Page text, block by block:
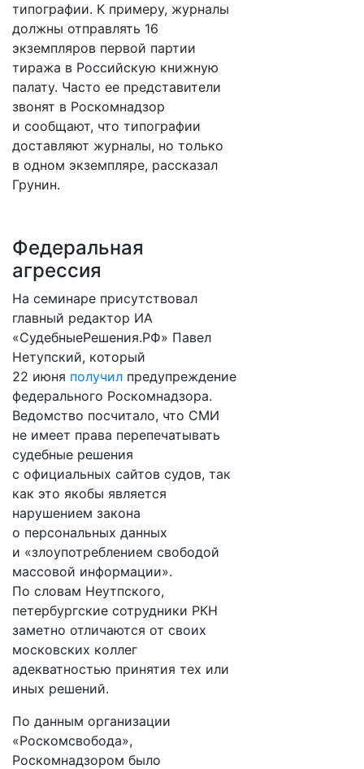
типографии. К примеру, журналы
должны отправлять 16
экземпляров первой партии
тиража в Российскую книжную
палату. Часто ее представители
звонят в Роскомнадзор
и сообщают, что типографии
доставляют журналы, но только
в одном экземпляре, рассказал
Грунин.
Федеральная
агрессия
На семинаре присутствовал
главный редактор ИА
«СудебныеРешения.РФ» Павел
Нетупский, который
22 июня получил предупреждение
федерального Роскомнадзора.
Ведомство посчитало, что СМИ
не имеет права перепечатывать
судебные решения
с официальных сайтов судов, так
как это якобы является
нарушением закона
о персональных данных
и «злоупотреблением свободой
массовой информации».
По словам Неутпского,
петербургские сотрудники РКН
заметно отличаются от своих
московских коллег
адекватностью принятия тех или
иных решений.
По данным организации
«Роскомсвобода»,
Роскомнадзором было